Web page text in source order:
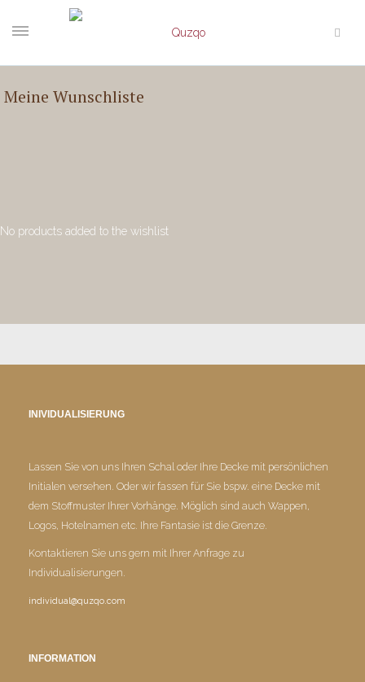
Meine Wunschliste
No products added to the wishlist
INIVIDUALISIERUNG
Lassen Sie von uns Ihren Schal oder Ihre Decke mit persönlichen
Initialen versehen. Oder wir fassen für Sie bspw. eine Decke mit
dem Stoffmuster Ihrer Vorhänge. Möglich sind auch Wappen,
Logos, Hotelnamen etc. Ihre Fantasie ist die Grenze.
Kontaktieren Sie uns gern mit Ihrer Anfrage zu
Individualisierungen.
individual@quzqo.com
INFORMATION